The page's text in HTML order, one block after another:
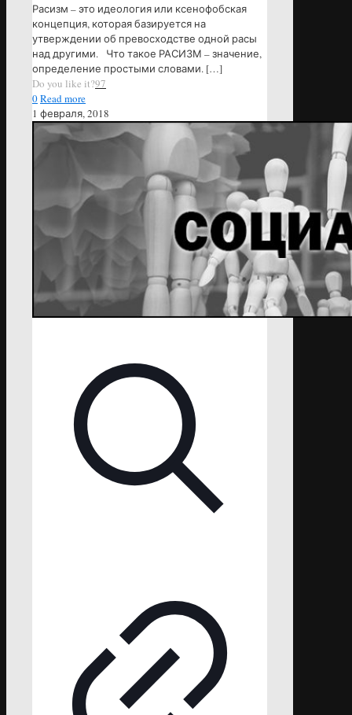
Расизм – это идеология или ксенофобская
концепция, которая базируется на
утверждении об превосходстве одной расы
над другими. Что такое РАСИЗМ – значение,
определение простыми словами. […]
Do you like it?97
0Read more
1 февраля, 2018